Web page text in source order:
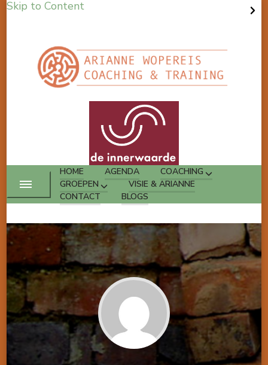
Skip to Content
HOME AGENDA
COACHING
GROEPEN
VISIE & ARIANNE
CONTACT
BLOGS